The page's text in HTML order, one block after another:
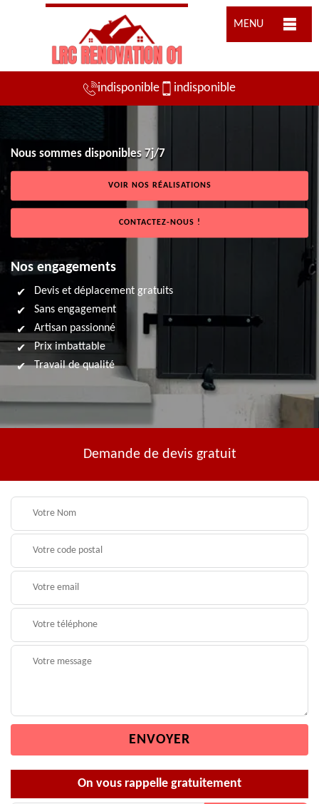
MENU
indisponible indisponible
Nous sommes disponibles 7j/7
VOIR NOS RÉALISATIONS
CONTACTEZ-NOUS !
Nos engagements
Devis et déplacement gratuits
Sans engagement
Artisan passionné
Prix imbattable
Travail de qualité
Demande de devis gratuit
On vous rappelle gratuitement